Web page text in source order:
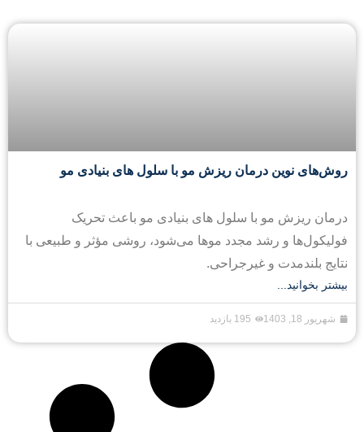
روش‌های نوین درمان ریزش مو با سلول های بنیادی مو
درمان ریزش مو با سلول های بنیادی مو باعث تحریک
فولیکول‌ها و رشد مجدد موها می‌شود، روشی مؤثر و طبیعی با
نتایج بلندمدت و غیرجراحی.
بیشتر بخوانید...
شهریور 18, 1403 195 بازدید